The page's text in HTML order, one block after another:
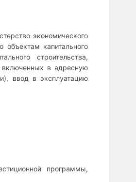
экономического
капитального
строительства,
включенных в адресную
ввод в эксплуатацию
программы,